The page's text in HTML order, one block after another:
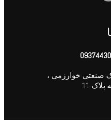
صنعتی خوارزمی ،
11